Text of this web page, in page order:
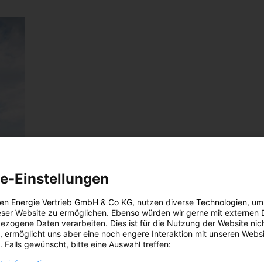
Einstellungen
Energie Vertrieb GmbH & Co KG, nutzen diverse Technologien,
Website zu ermöglichen. Ebenso würden wir gerne mit externen
Daten verarbeiten. Dies ist für die Nutzung der Website
ermöglicht uns aber eine noch engere Interaktion mit unseren
Falls gewünscht, bitte eine Auswahl treffen: